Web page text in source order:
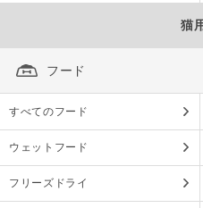
猫
フード
すべてのフード
ウェットフード
フリーズドライ